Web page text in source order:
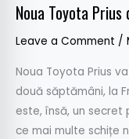
Noua Toyota
Leave a Comment /
Noua Toyota Prius
două săptămâni, la
este, însă, un secret
ce mai multe schițe